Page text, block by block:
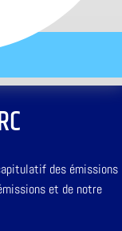
des émissions
et de notre